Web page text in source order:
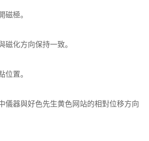
極。
化方向保持一致。
置。
器與好色先生黄色网站的相對位移方向